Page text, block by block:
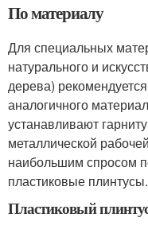
По материалу
Для специальных
натурального и
дерева)
аналогичного
устанавливают
металлической
наибольшим спросом
пластиковые плинтусы.
Пластиковый